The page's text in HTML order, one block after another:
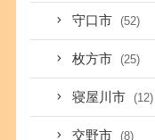
守口市 (52)
枚方市 (25)
寝屋川市 (12)
交野市 (8)